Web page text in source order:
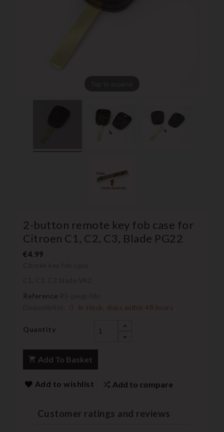
2-button remote key fob case for
Citroen C1, C2, C3, Blade PG22
€4.99
Reference
In stock, ships within 48 hours
Quantity
Add To Basket
Add to wishlist Add to compare
Customer ratings and reviews